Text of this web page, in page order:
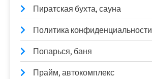
Пиратская бухта, сауна
Политика конфиденциальности
Попарься, баня
Прайм, автокомплекс